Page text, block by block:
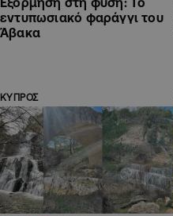
εντυπωσιακό φαράγγι του
Άβακα
ΚΥΠΡΟΣ